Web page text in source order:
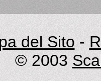
del Sito -
© 2003